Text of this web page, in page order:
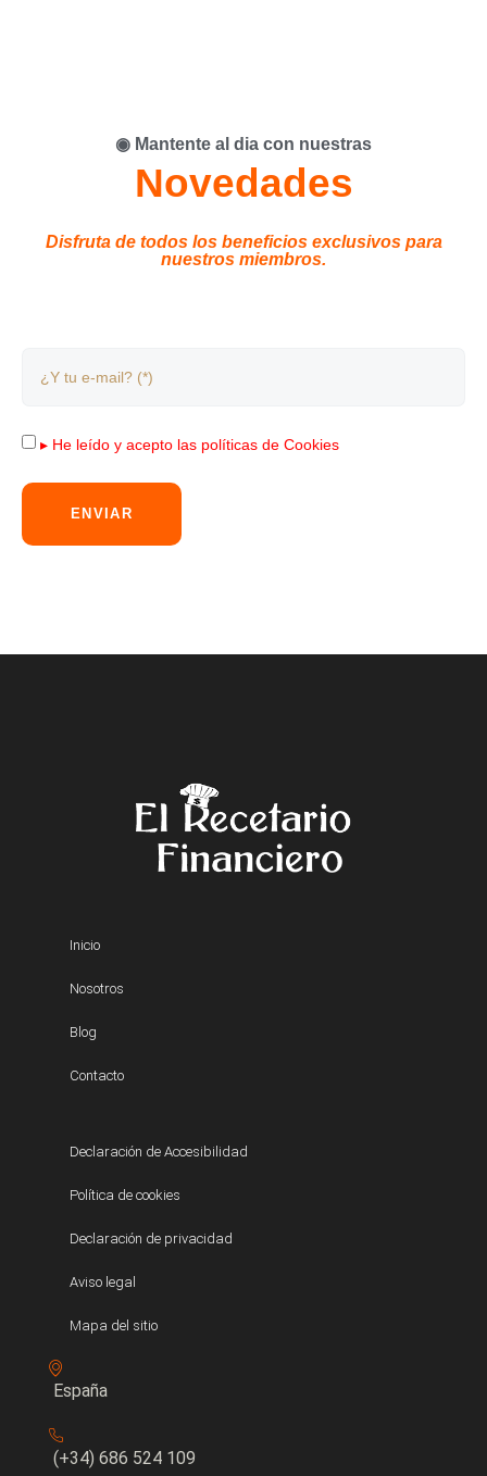
◉ Mantente al dia con nuestras
Novedades
Disfruta de todos los beneficios exclusivos para
nuestros miembros.
▸ He leído y acepto las políticas de Cookies
ENVIAR
Inicio
Nosotros
Blog
Contacto
Declaración de Accesibilidad
Política de cookies
Declaración de privacidad
Aviso legal
Mapa del sitio
España
(+34) 686 524 109